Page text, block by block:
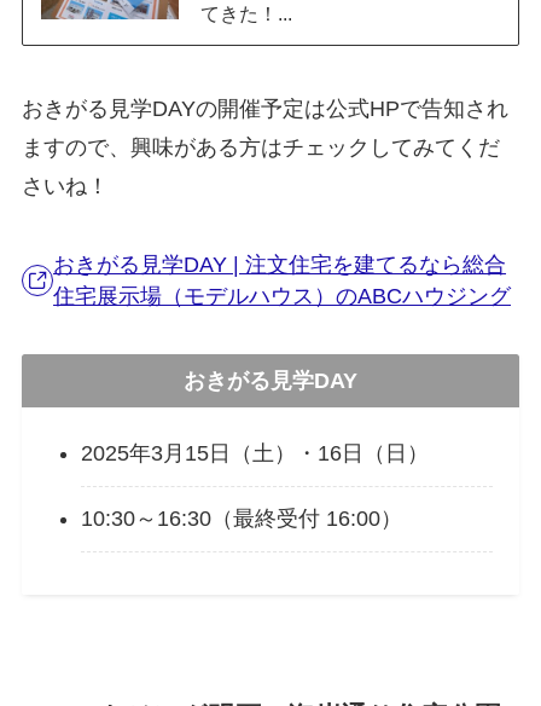
てきた！...
おきがる見学DAYの開催予定は公式HPで告知され
ますので、興味がある方はチェックしてみてくだ
さいね！
おきがる見学DAY | 注文住宅を建てるなら総合
住宅展示場（モデルハウス）のABCハウジング
おきがる見学DAY
2025年3月15日（土）・16日（日）
10:30～16:30（最終受付 16:00）